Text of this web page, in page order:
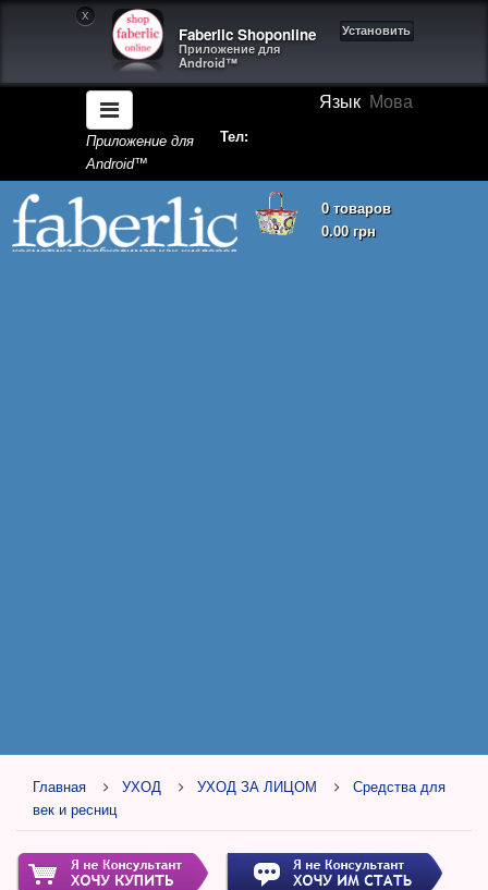
X
Faberlic Shoponline
Приложение для
Android™
Установить
Язык Мова
Приложение для
Android™
Тел:
0 товаров
0.00 грн
Корзина покупок пуста!
Главная УХОД УХОД ЗА ЛИЦОМ
Средства для
век и ресниц